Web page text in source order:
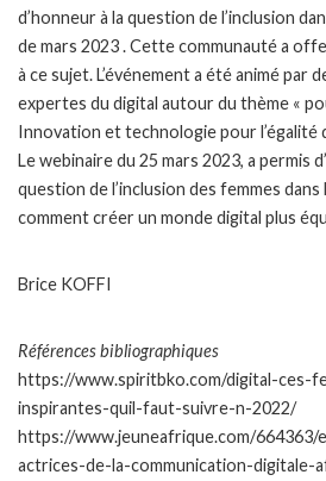
d’honneur à la question de l’inclusion
de mars 2023 . Cette communauté a
à ce sujet. L’événement a été animé par
expertes du digital autour du thème «
Innovation et technologie pour l’égalité
Le webinaire du 25 mars 2023, a permis
question de l’inclusion des femmes
comment créer un monde digital plus
Brice KOFFI
Références bibliographiques
https://www.spiritbko.com/digital-ces-
inspirantes-quil-faut-suivre-n-2022/
https://www.jeuneafrique.com/664363/
actrices-de-la-communication-digitale-